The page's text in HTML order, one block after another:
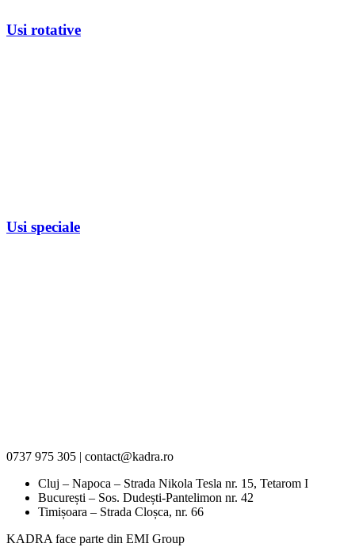
Usi rotative
Usi speciale
0737 975 305 | contact@kadra.ro
Cluj – Napoca – Strada Nikola Tesla nr. 15, Tetarom I
București – Sos. Dudești-Pantelimon nr. 42
Timișoara – Strada Cloșca, nr. 66
KADRA face parte din EMI Group